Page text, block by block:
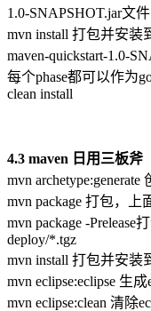
1.0-SNAPSHOT.jar文
mvn install 打包并安
maven-quickstart-1.0-
每个phase都可以作为
clean install
4.3 maven 日用三板斧
mvn archetype:generate
mvn package 打包，上
mvn package -
deploy/*.tgz
mvn install 打包并安装
mvn eclipse:eclipse 生
mvn eclipse:clean 清除